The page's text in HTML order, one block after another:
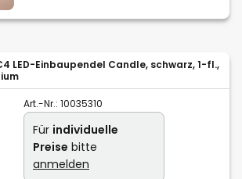
LED-Einbaupendel Candle, schwarz, 1-fl.,
Art.-Nr.: 10035310
Für individuelle
Preise bitte
anmelden